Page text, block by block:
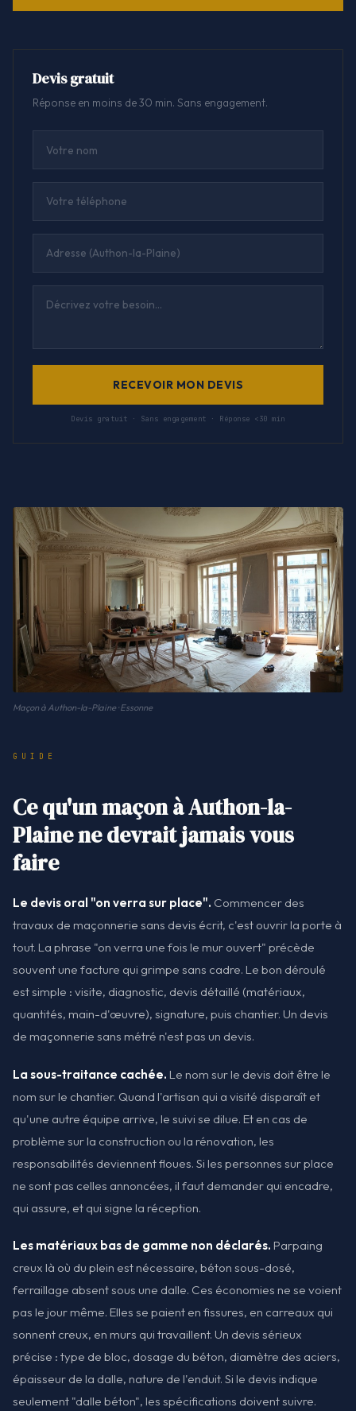
Devis gratuit
Réponse en moins de 30 min. Sans engagement.
RECEVOIR MON DEVIS
Devis gratuit · Sans engagement · Réponse <30 min
Maçon à Authon-la-Plaine · Essonne
GUIDE
Ce qu'un maçon à Authon-la-
Plaine ne devrait jamais vous
faire
Le devis oral "on verra sur place". Commencer des
travaux de maçonnerie sans devis écrit, c'est ouvrir la porte à
tout. La phrase "on verra une fois le mur ouvert" précède
souvent une facture qui grimpe sans cadre. Le bon déroulé
est simple : visite, diagnostic, devis détaillé (matériaux,
quantités, main-d'œuvre), signature, puis chantier. Un devis
de maçonnerie sans métré n'est pas un devis.
La sous-traitance cachée. Le nom sur le devis doit être le
nom sur le chantier. Quand l'artisan qui a visité disparaît et
qu'une autre équipe arrive, le suivi se dilue. Et en cas de
problème sur la construction ou la rénovation, les
responsabilités deviennent floues. Si les personnes sur place
ne sont pas celles annoncées, il faut demander qui encadre,
qui assure, et qui signe la réception.
Les matériaux bas de gamme non déclarés. Parpaing
creux là où du plein est nécessaire, béton sous-dosé,
ferraillage absent sous une dalle. Ces économies ne se voient
pas le jour même. Elles se paient en fissures, en carreaux qui
sonnent creux, en murs qui travaillent. Un devis sérieux
précise : type de bloc, dosage du béton, diamètre des aciers,
épaisseur de la dalle, nature de l'enduit. Si le devis indique
seulement "dalle béton", les spécifications doivent suivre.